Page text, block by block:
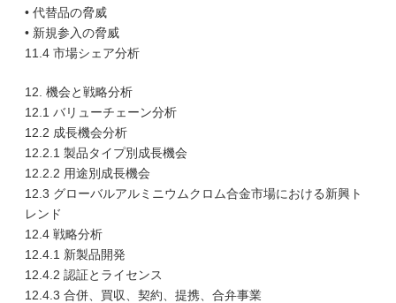
• 代替品の脅威
• 新規参入の脅威
11.4 市場シェア分析
12. 機会と戦略分析
12.1 バリューチェーン分析
12.2 成長機会分析
12.2.1 製品タイプ別成長機会
12.2.2 用途別成長機会
12.3 グローバルアルミニウムクロム合金市場における新興ト
レンド
12.4 戦略分析
12.4.1 新製品開発
12.4.2 認証とライセンス
12.4.3 合併、買収、契約、提携、合弁事業